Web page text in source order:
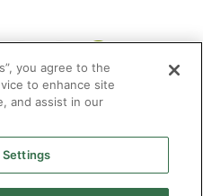
you agree to the
to enhance site
and assist in our
Settings